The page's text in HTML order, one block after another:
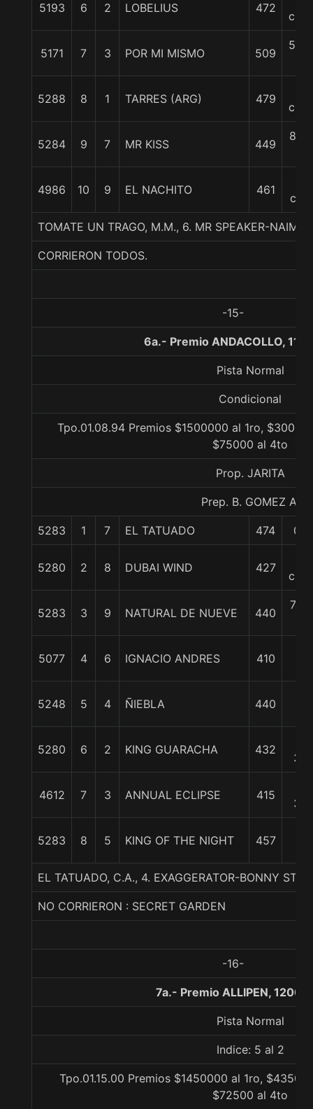
5193 6 2 LOBELIUS 472
5171 7 3 POR MI MISMO 509
5 3/
5288 8 1 TARRES (ARG) 479
5284 9 7 MR KISS 449
8 1/
4986 10 9 EL NACHITO 461
TOMATE UN TRAGO, M.M., 6. MR SPEAKER-
CORRIERON TODOS.
-15-
6a.- Premio ANDACOLLO,
Pista Normal
Condicional
Tpo.01.08.94 Premios $1500000 al 1ro,
$75000 al 4to
Prop. JARITA
Prep. B. GOMEZ A.
5283 1 7 EL TATUADO 474 0/0
5280 2 8 DUBAI WIND 427
5283 3 9 NATURAL DE NUEVE 440
7 1/
5077 4 6 IGNACIO ANDRES 410
5248 5 4 ÑIEBLA 440
5280 6 2 KING GUARACHA 432
3/4
4612 7 3 ANNUAL ECLIPSE 415
3/4
5283 8 5 KING OF THE NIGHT 457
EL TATUADO, C.A., 4. EXAGGERATOR-BONNY
NO CORRIERON : SECRET GARDEN
-16-
7a.- Premio ALLIPEN, 1200
Pista Normal
Indice: 5 al 2
Tpo.01.15.00 Premios $1450000 al 1ro,
$72500 al 4to